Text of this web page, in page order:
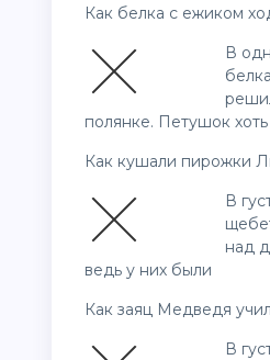
Как белка с ежиком
В
полянке. Петушок
Как кушали пирожки
В
над
ведь у них были
Как заяц Медведя
В